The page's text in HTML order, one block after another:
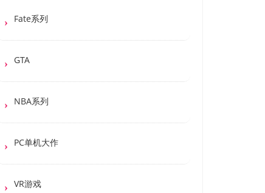
Fate系列
GTA
NBA系列
PC单机大作
VR游戏